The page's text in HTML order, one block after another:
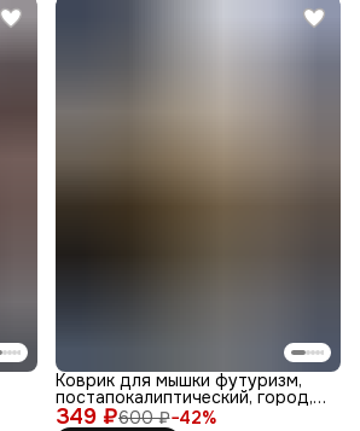
349 ₽600 ₽−42%
Коврик для мышки футуризм,
постапокалиптический, город,
техн